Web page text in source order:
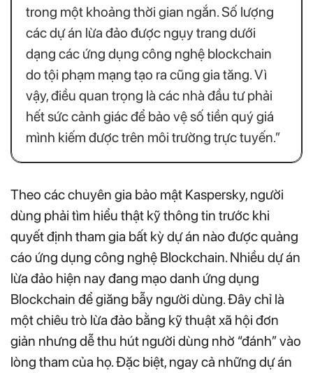
trong một khoảng thời gian ngắn. Số lượng
các dự án lừa đảo được ngụy trang dưới
dạng các ứng dụng công nghệ blockchain
do tội phạm mạng tạo ra cũng gia tăng. Vì
vậy, điều quan trọng là các nhà đầu tư phải
hết sức cảnh giác để bảo vệ số tiền quý giá
mình kiếm được trên môi trường trực tuyến.”
Theo các chuyên gia bảo mật Kaspersky, người
dùng phải tìm hiểu thật kỹ thông tin trước khi
quyết định tham gia bất kỳ dự án nào được quảng
cáo ứng dụng công nghệ Blockchain. Nhiều dự án
lừa đảo hiện nay đang mạo danh ứng dụng
Blockchain để giăng bẫy người dùng. Đây chỉ là
một chiêu trò lừa đảo bằng kỹ thuật xã hội đơn
giản nhưng dễ thu hút người dùng nhờ “đánh” vào
lòng tham của họ. Đặc biệt, ngay cả những dự án